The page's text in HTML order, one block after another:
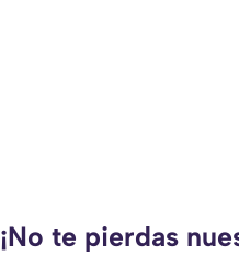
¡No te pierdas